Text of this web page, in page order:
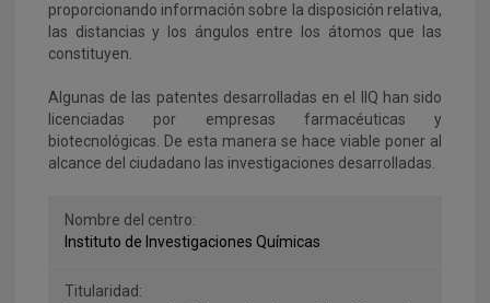
proporcionando información sobre la disposición relativa,
las distancias y los ángulos entre los átomos que las
constituyen.
Algunas de las patentes desarrolladas en el IIQ han sido
licenciadas por empresas farmacéuticas y
biotecnológicas. De esta manera se hace viable poner al
alcance del ciudadano las investigaciones desarrolladas.
Nombre del centro:
Instituto de Investigaciones Químicas
Titularidad: